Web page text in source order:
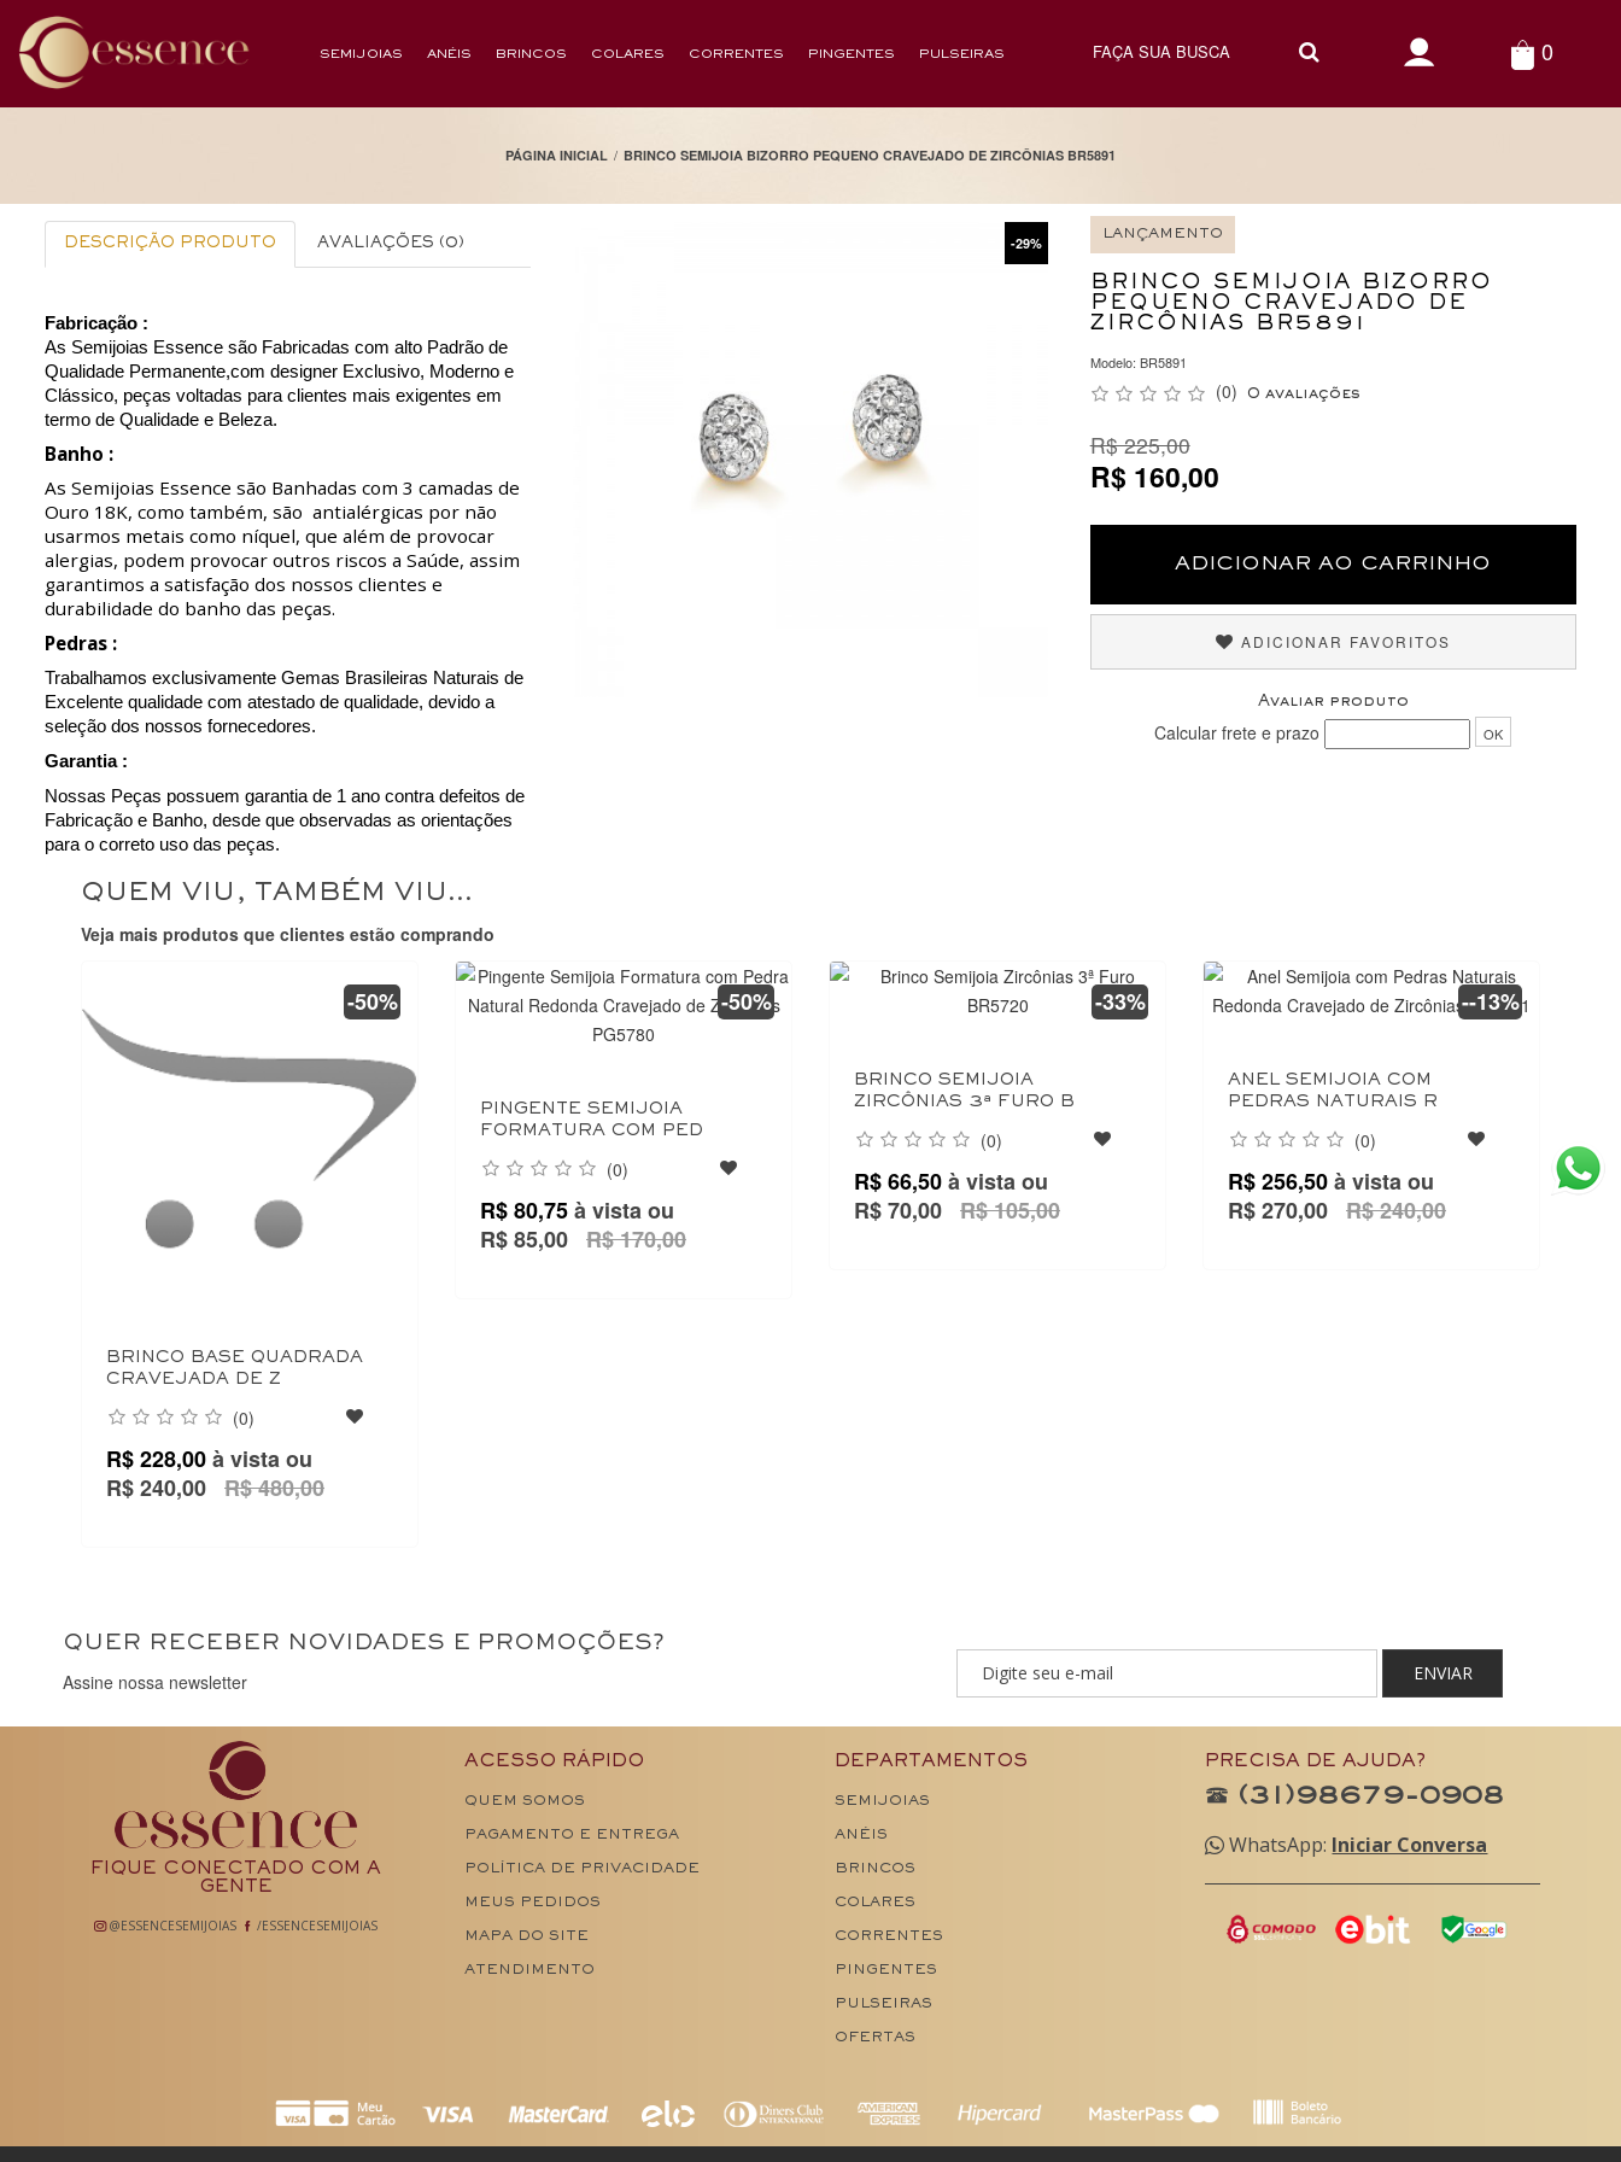
SEMIJOIAS ANÉIS BRINCOS COLARES CORRENTES PINGENTES PULSEIRAS 0
PÁGINA INICIAL / BRINCO SEMIJOIA BIZORRO PEQUENO CRAVEJADO DE ZIRCÔNIAS BR5891
DESCRIÇÃO PRODUTO AVALIAÇÕES (0)
Fabricação :
As Semijoias Essence são Fabricadas com alto Padrão de
Qualidade Permanente,com designer Exclusivo, Moderno e
Clássico, peças voltadas para clientes mais exigentes em
termo de Qualidade e Beleza.
Banho :
As Semijoias Essence são Banhadas com 3 camadas de
Ouro 18K, como também, são antialérgicas por não
usarmos metais como níquel, que além de provocar
alergias, podem provocar outros riscos a Saúde, assim
garantimos a satisfação dos nossos clientes e
durabilidade do banho das peças.
Pedras :
Trabalhamos exclusivamente Gemas Brasileiras Naturais de
Excelente qualidade com atestado de qualidade, devido a
seleção dos nossos fornecedores.
Garantia :
Nossas Peças possuem garantia de 1 ano contra defeitos de
Fabricação e Banho, desde que observadas as orientações
para o correto uso das peças.
-29% LANÇAMENTO
BRINCO SEMIJOIA BIZORRO
PEQUENO CRAVEJADO DE
ZIRCÔNIAS BR5891
Modelo: BR5891
(0) 0 avaliações
R$ 225,00
R$ 160,00
ADICIONAR AO CARRINHO
ADICIONAR FAVORITOS
Avaliar produto
Calcular frete e prazo OK
QUEM VIU, TAMBÉM VIU...
Veja mais produtos que clientes estão comprando
BRINCO BASE QUADRADA
CRAVEJADA DE Z
(0)
R$ 228,00à vista ou
R$ 240,00 R$ 480,00
-50%
PINGENTE SEMIJOIA
FORMATURA COM PED
(0)
R$ 80,75à vista ou
R$ 85,00 R$ 170,00
-50%
BRINCO SEMIJOIA
ZIRCÔNIAS 3ª FURO B
(0)
R$ 66,50à vista ou
R$ 70,00 R$ 105,00
-33%
ANEL SEMIJOIA COM
PEDRAS NATURAIS R
(0)
R$ 256,50à vista ou
R$ 270,00 R$ 240,00
--13%
QUER RECEBER NOVIDADES E PROMOÇÕES?
Assine nossa newsletter ENVIAR
FIQUE CONECTADO COM A
GENTE
@ESSENCESEMIJOIAS /ESSENCESEMIJOIAS
ACESSO RÁPIDO
QUEM SOMOS
PAGAMENTO E ENTREGA
POLÍTICA DE PRIVACIDADE
MEUS PEDIDOS
MAPA DO SITE
ATENDIMENTO
DEPARTAMENTOS
SEMIJOIAS
ANÉIS
BRINCOS
COLARES
CORRENTES
PINGENTES
PULSEIRAS
OFERTAS
PRECISA DE AJUDA?
(31)98679-0908
WhatsApp: Iniciar Conversa